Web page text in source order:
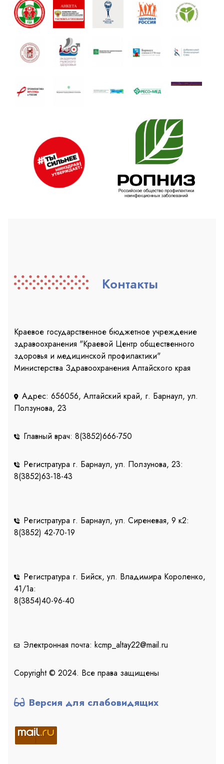
Контакты
Краевое государственное бюджетное учреждение
здравоохранения "Краевой Центр общественного
здоровья и медицинской профилактики"
Министерства Здравоохранения Алтайского края
Адрес: 656056, Алтайский край, г. Барнаул, ул.
Ползунова, 23
Главный врач: 8(3852)666-750
Регистратура г. Барнаул, ул. Ползунова, 23:
8(3852)63-18-43
Регистратура г. Барнаул, ул. Сиреневая, 9 к2:
8(3852) 42-70-19
Регистратура г. Бийск, ул. Владимира Короленко,
41/1a:
8(3854)40-96-40
Электронная почта: kcmp_altay22@mail.ru
Copyright © 2024. Все права защищены
Версия для слабовидящих